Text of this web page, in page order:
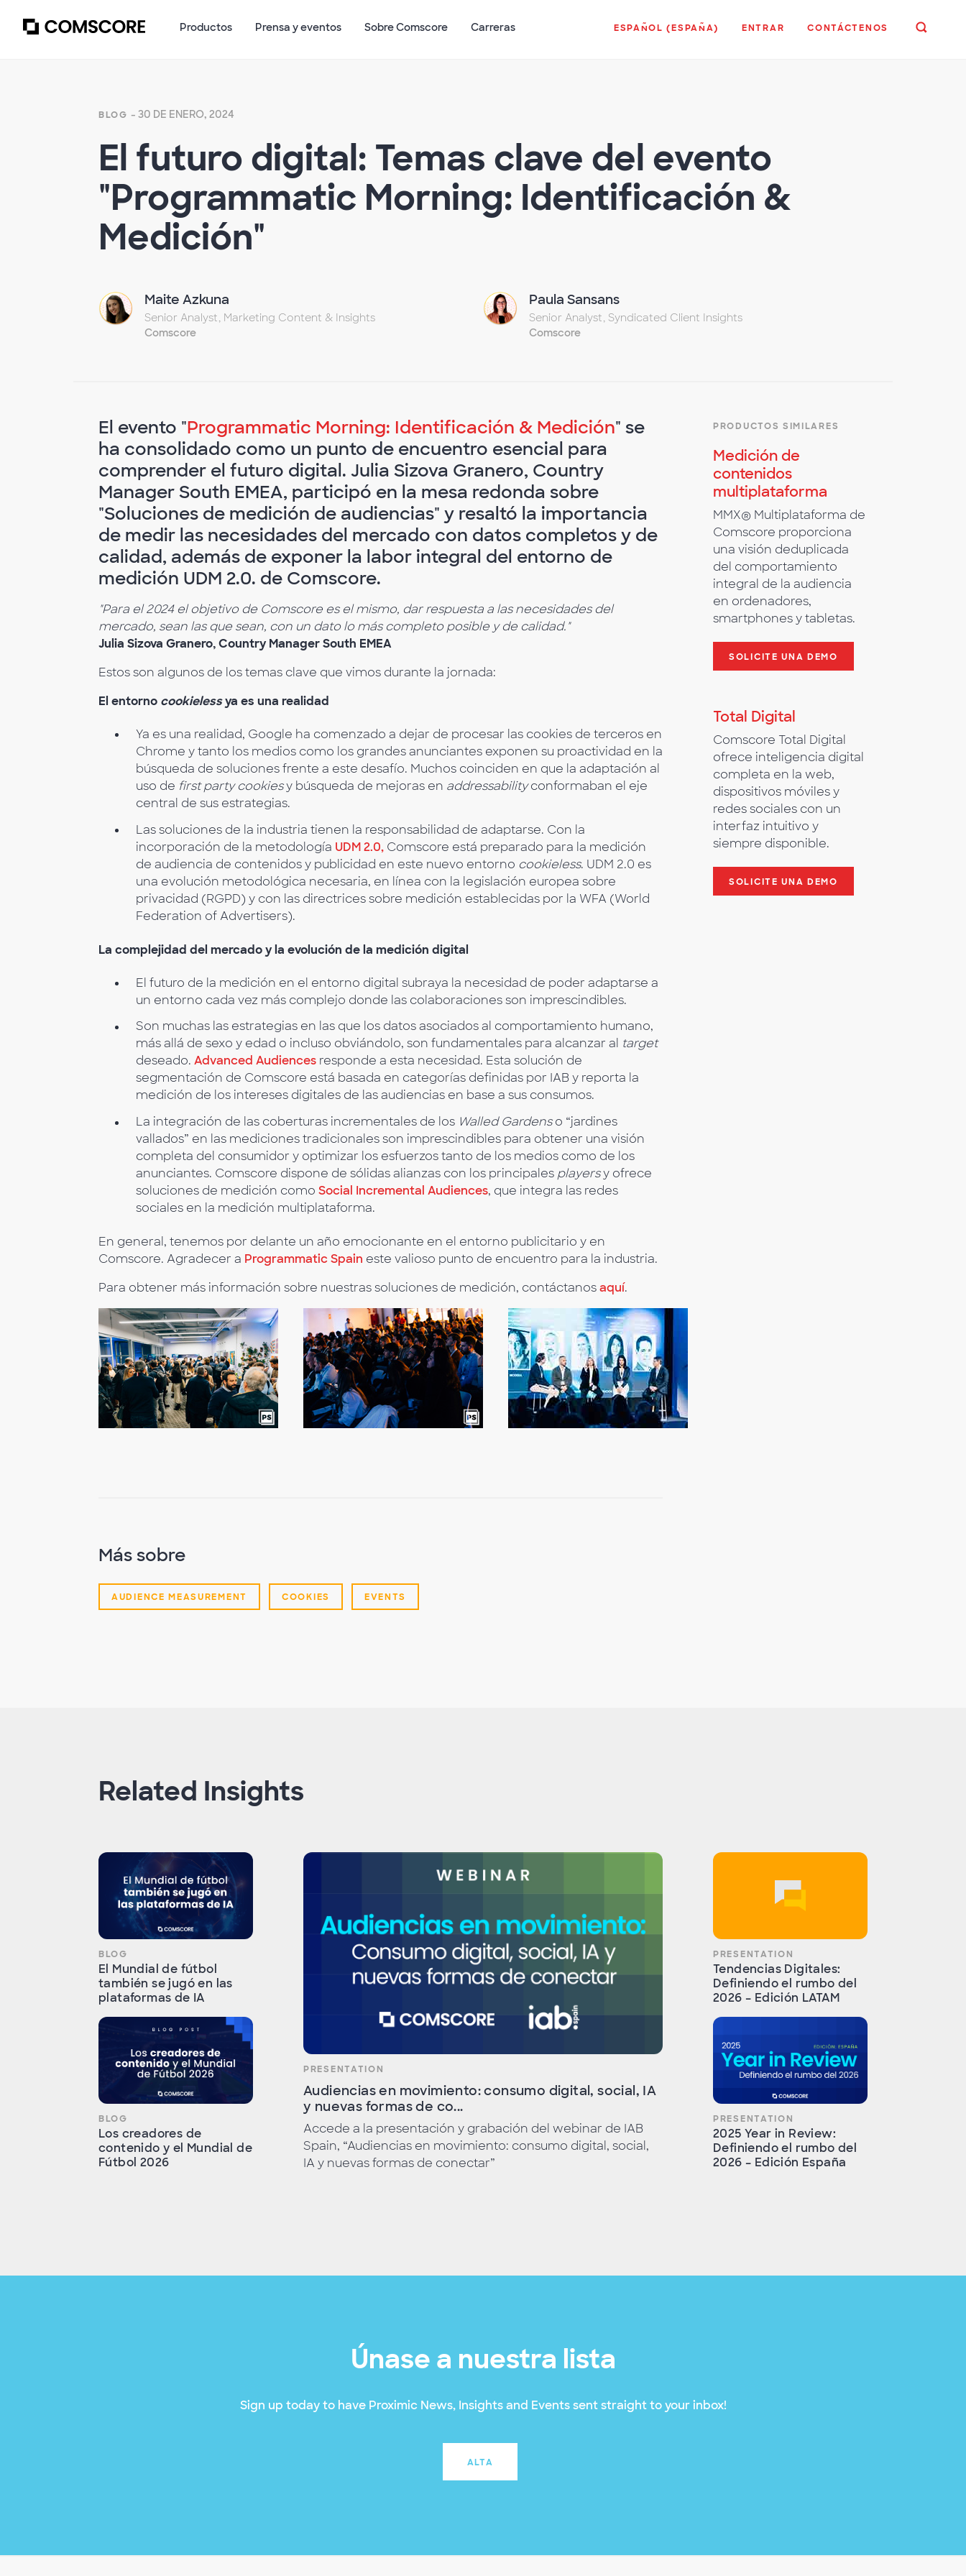
Productos Prensa y eventos Sobre Comscore Carreras ESPAÑOL (ESPAÑA) ENTRAR CONTÁCTENOS
BLOG - 30 DE ENERO, 2024
El futuro digital: Temas clave del evento
"Programmatic Morning: Identificación &
Medición"
Maite Azkuna
Senior Analyst, Marketing Content & Insights
Comscore
Paula Sansans
Senior Analyst, Syndicated Client Insights
Comscore
El evento "Programmatic Morning: Identificación & Medición" se
ha consolidado como un punto de encuentro esencial para
comprender el futuro digital. Julia Sizova Granero, Country
Manager South EMEA, participó en la mesa redonda sobre
"Soluciones de medición de audiencias" y resaltó la importancia
de medir las necesidades del mercado con datos completos y de
calidad, además de exponer la labor integral del entorno de
medición UDM 2.0. de Comscore.
"Para el 2024 el objetivo de Comscore es el mismo, dar respuesta a las necesidades del
mercado, sean las que sean, con un dato lo más completo posible y de calidad."
Julia Sizova Granero, Country Manager South EMEA
Estos son algunos de los temas clave que vimos durante la jornada:
El entorno cookielessya es una realidad
Ya es una realidad, Google ha comenzado a dejar de procesar las cookies de terceros en
Chrome y tanto los medios como los grandes anunciantes exponen su proactividad en la
búsqueda de soluciones frente a este desafío. Muchos coinciden en que la adaptación al
uso de first party cookiesy búsqueda de mejoras en addressabilityconformaban el eje
central de sus estrategias.
Las soluciones de la industria tienen la responsabilidad de adaptarse. Con la
incorporación de la metodología UDM 2.0, Comscore está preparado para la medición
de audiencia de contenidos y publicidad en este nuevo entorno cookieless. UDM 2.0 es
una evolución metodológica necesaria, en línea con la legislación europea sobre
privacidad (RGPD) y con las directrices sobre medición establecidas por la WFA (World
Federation of Advertisers).
La complejidad del mercado y la evolución de la medición digital
El futuro de la medición en el entorno digital subraya la necesidad de poder adaptarse a
un entorno cada vez más complejo donde las colaboraciones son imprescindibles.
Son muchas las estrategias en las que los datos asociados al comportamiento humano,
más allá de sexo y edad o incluso obviándolo, son fundamentales para alcanzar al target
deseado. Advanced Audiences responde a esta necesidad. Esta solución de
segmentación de Comscore está basada en categorías definidas por IAB y reporta la
medición de los intereses digitales de las audiencias en base a sus consumos.
La integración de las coberturas incrementales de los Walled Gardenso “jardines
vallados” en las mediciones tradicionales son imprescindibles para obtener una visión
completa del consumidor y optimizar los esfuerzos tanto de los medios como de los
anunciantes. Comscore dispone de sólidas alianzas con los principales playersy ofrece
soluciones de medición como Social Incremental Audiences, que integra las redes
sociales en la medición multiplataforma.
En general, tenemos por delante un año emocionante en el entorno publicitario y en
Comscore. Agradecer a Programmatic Spain este valioso punto de encuentro para la industria.
Para obtener más información sobre nuestras soluciones de medición, contáctanosaquí.
Más sobre
AUDIENCE MEASUREMENT COOKIES EVENTS
PRODUCTOS SIMILARES
Medición de
contenidos
multiplataforma
MMX® Multiplataforma de
Comscore proporciona
una visión deduplicada
del comportamiento
integral de la audiencia
en ordenadores,
smartphones y tabletas.
SOLICITE UNA DEMO
Total Digital
Comscore Total Digital
ofrece inteligencia digital
completa en la web,
dispositivos móviles y
redes sociales con un
interfaz intuitivo y
siempre disponible.
SOLICITE UNA DEMO
Related Insights
BLOG
El Mundial de fútbol
también se jugó en las
plataformas de IA
BLOG
Los creadores de
contenido y el Mundial de
Fútbol 2026
PRESENTATION
Audiencias en movimiento: consumo digital, social, IA
y nuevas formas de co...
Accede a la presentación y grabación del webinar de IAB
Spain, “Audiencias en movimiento: consumo digital, social,
IA y nuevas formas de conectar”
PRESENTATION
Tendencias Digitales:
Definiendo el rumbo del
2026 – Edición LATAM
PRESENTATION
2025 Year in Review:
Definiendo el rumbo del
2026 – Edición España
Únase a nuestra lista
Sign up today to have Proximic News, Insights and Events sent straight to your inbox!
ALTA